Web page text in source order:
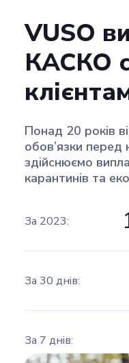
VUSO
КАСКО
Понад 20 років
обов’язки
здійснюємо
карантинів та
За 2023:
За 30 днів:
За 7 днів: